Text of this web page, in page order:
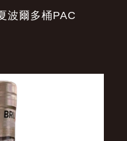
波爾多桶PAC